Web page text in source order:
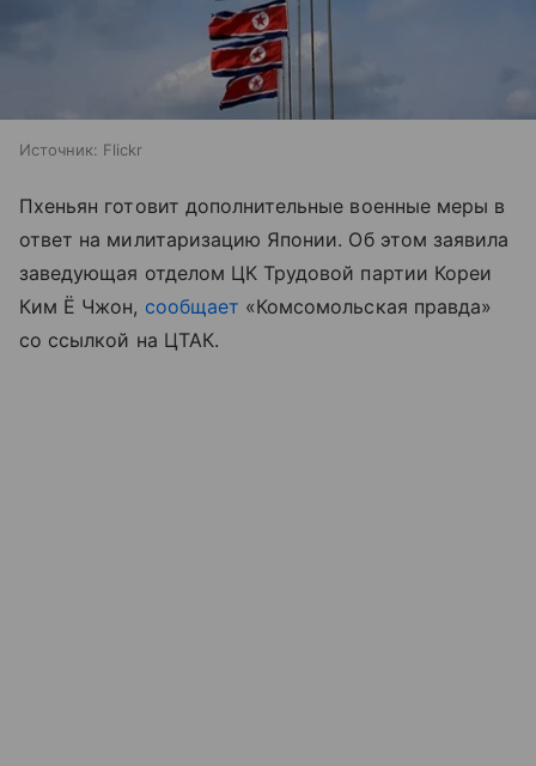
Источник: Flickr
Пхеньян готовит дополнительные военные меры в
ответ на милитаризацию Японии. Об этом заявила
заведующая отделом ЦК Трудовой партии Кореи
Ким Ё Чжон, сообщает «Комсомольская правда»
со ссылкой на ЦТАК.